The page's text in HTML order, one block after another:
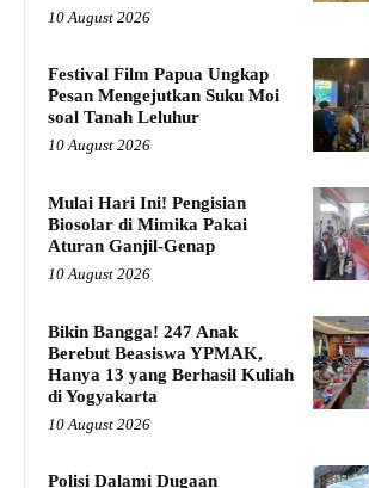
10 August 2026
Festival Film Papua Ungkap
Pesan Mengejutkan Suku Moi
soal Tanah Leluhur
10 August 2026
Mulai Hari Ini! Pengisian
Biosolar di Mimika Pakai
Aturan Ganjil-Genap
10 August 2026
Bikin Bangga! 247 Anak
Berebut Beasiswa YPMAK,
Hanya 13 yang Berhasil Kuliah
di Yogyakarta
10 August 2026
Polisi Dalami Dugaan